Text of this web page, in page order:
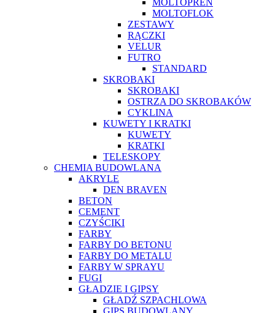
MOLTOFLOK
ZESTAWY
RĄCZKI
VELUR
FUTRO
STANDARD
SKROBAKI
SKROBAKI
OSTRZA DO SKROBAKÓW
CYKLINA
KUWETY I KRATKI
KUWETY
KRATKI
TELESKOPY
CHEMIA BUDOWLANA
AKRYLE
DEN BRAVEN
BETON
CEMENT
CZYŚCIKI
FARBY
FARBY DO BETONU
FARBY DO METALU
FARBY W SPRAYU
FUGI
GŁADZIE I GIPSY
GŁADŹ SZPACHLOWA
GIPS BUDOWLANY